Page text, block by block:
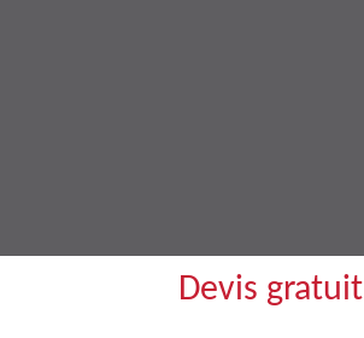
Devis gratuit